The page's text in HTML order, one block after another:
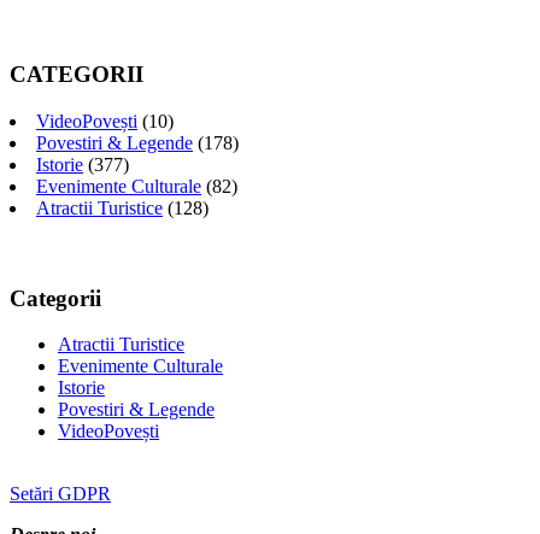
CATEGORII
VideoPovești (10)
Povestiri & Legende (178)
Istorie (377)
Evenimente Culturale (82)
Atractii Turistice (128)
Categorii
Atractii Turistice
Evenimente Culturale
Istorie
Povestiri & Legende
VideoPovești
Setări GDPR